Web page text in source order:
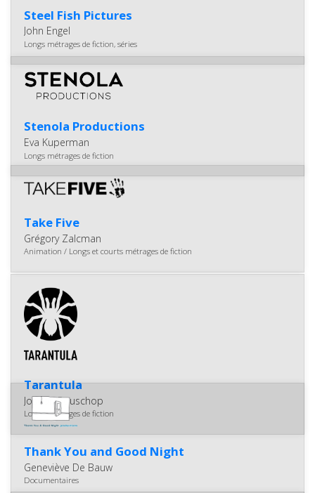
Steel Fish Pictures
John Engel
Longs métrages de fiction, séries
Stenola Productions
Eva Kuperman
Longs métrages de fiction
Take Five
Grégory Zalcman
Animation / Longs et courts métrages de fiction
Tarantula
Joseph Rouschop
Longs métrages de fiction
Thank You and Good Night
Geneviève De Bauw
Documentaires